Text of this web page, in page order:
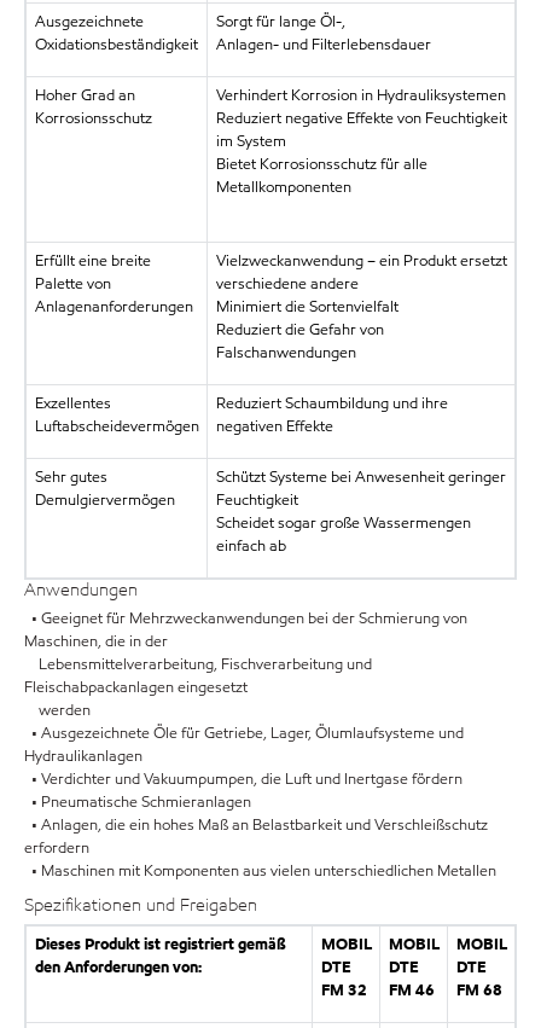
Ausgezeichnete
Oxidationsbeständigkeit
Sorgt für lange Öl-,
Anlagen- und Filterlebensdauer
Hoher Grad an
Korrosionsschutz
Verhindert Korrosion in Hydrauliksystemen
Reduziert negative Effekte von Feuchtigkeit
im System
Bietet Korrosionsschutz für alle
Metallkomponenten
Erfüllt eine breite
Palette von
Anlagenanforderungen
Vielzweckanwendung – ein Produkt ersetzt
verschiedene andere
Minimiert die Sortenvielfalt
Reduziert die Gefahr von
Falschanwendungen
Exzellentes
Luftabscheidevermögen
Reduziert Schaumbildung und ihre
negativen Effekte
Sehr gutes
Demulgiervermögen
Schützt Systeme bei Anwesenheit geringer
Feuchtigkeit
Scheidet sogar große Wassermengen
einfach ab
Anwendungen
• Geeignet für Mehrzweckanwendungen bei der Schmierung von
Maschinen, die in der
Lebensmittelverarbeitung, Fischverarbeitung und
Fleischabpackanlagen eingesetzt
werden
• Ausgezeichnete Öle für Getriebe, Lager, Ölumlaufsysteme und
Hydraulikanlagen
• Verdichter und Vakuumpumpen, die Luft und Inertgase fördern
• Pneumatische Schmieranlagen
• Anlagen, die ein hohes Maß an Belastbarkeit und Verschleißschutz
erfordern
• Maschinen mit Komponenten aus vielen unterschiedlichen Metallen
Spezifikationen und Freigaben
Dieses Produkt ist registriert gemäß
den Anforderungen von:
MOBIL
DTE
FM 32
MOBIL
DTE
FM 46
MOBIL
DTE
FM 68